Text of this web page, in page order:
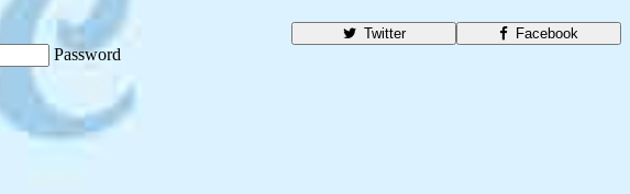
Facebook
Twitter
Password